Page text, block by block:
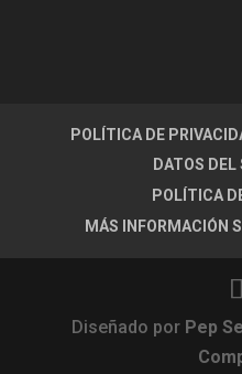
POLÍTICA DE
DATOS DEL
POLÍTICA
MÁS INFORMACIÓN
Diseñado por Pep